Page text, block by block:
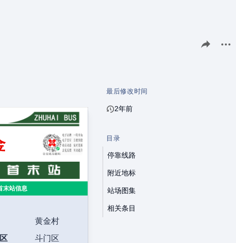
分享此页面
末站信息
黄金村
斗门区
最后修改时间
2年前
目录
停靠线路
附近地标
站场图集
相关条目